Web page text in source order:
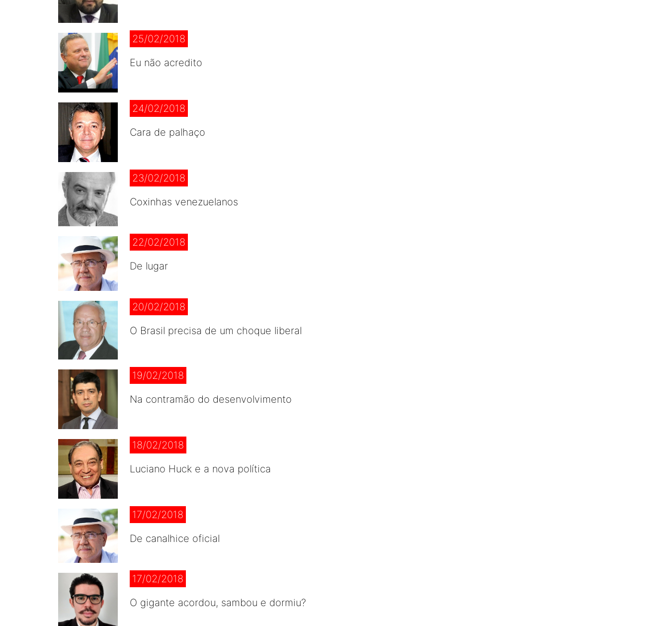
25/02/2018
Eu não acredito
24/02/2018
Cara de palhaço
23/02/2018
Coxinhas venezuelanos
22/02/2018
De lugar
20/02/2018
O Brasil precisa de um choque liberal
19/02/2018
Na contramão do desenvolvimento
18/02/2018
Luciano Huck e a nova política
17/02/2018
De canalhice oficial
17/02/2018
O gigante acordou, sambou e dormiu?